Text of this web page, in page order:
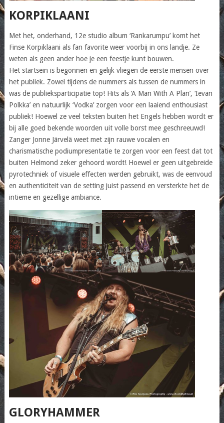
KORPIKLAANI
Met het, onderhand, 12e studio album ‘Rankarumpu’ komt het
Finse Korpiklaani als fan favorite weer voorbij in ons landje. Ze
weten als geen ander hoe je een feestje kunt bouwen.
Het startsein is begonnen en gelijk vliegen de eerste mensen over
het publiek. Zowel tijdens de nummers als tussen de nummers in
was de publieksparticipatie top! Hits als ‘A Man With A Plan’, ‘Ievan
Polkka’ en natuurlijk ‘Vodka’ zorgen voor een laaiend enthousiast
publiek! Hoewel ze veel teksten buiten het Engels hebben wordt er
bij alle goed bekende woorden uit volle borst mee geschreeuwd!
Zanger Jonne Järvelä weet met zijn rauwe vocalen en
charismatische podiumpresentatie te zorgen voor een feest dat tot
buiten Helmond zeker gehoord wordt! Hoewel er geen uitgebreide
pyrotechniek of visuele effecten werden gebruikt, was de eenvoud
en authenticiteit van de setting juist passend en versterkte het de
intieme en gezellige ambiance.
GLORYHAMMER